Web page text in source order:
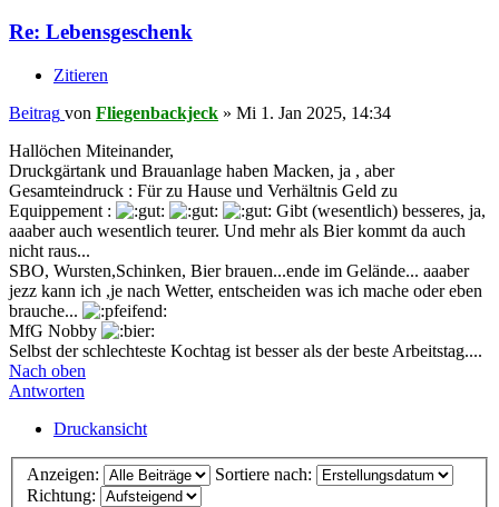
Re: Lebensgeschenk
Zitieren
Beitrag von Fliegenbackjeck » Mi 1. Jan 2025, 14:34
Hallöchen Miteinander,
Druckgärtank und Brauanlage haben Macken, ja , aber
Gesamteindruck : Für zu Hause und Verhältnis Geld zu
Equippement :
Gibt (wesentlich) besseres, ja,
aaaber auch wesentlich teurer. Und mehr als Bier kommt da auch
nicht raus...
SBO, Wursten,Schinken, Bier brauen...ende im Gelände... aaaber
jezz kann ich ,je nach Wetter, entscheiden was ich mache oder eben
brauche...
MfG Nobby
Selbst der schlechteste Kochtag ist besser als der beste Arbeitstag....
Nach oben
Antworten
Druckansicht
Anzeigen:
Sortiere nach:
Richtung: